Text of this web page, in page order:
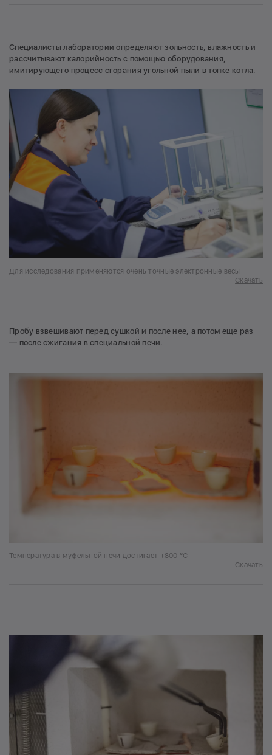
Специалисты лаборатории определяют зольность, влажность и
рассчитывают калорийность с помощью оборудования,
имитирующего процесс сгорания угольной пыли в топке котла.
Для исследования применяются очень точные электронные весы
Скачать
Пробу взвешивают перед сушкой и после нее, а потом еще раз
— после сжигания в специальной печи.
Температура в муфельной печи достигает +800 °С
Скачать